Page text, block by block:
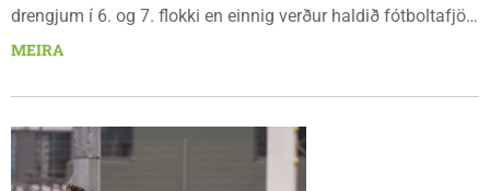
drengjum í 6. og 7. flokki en einnig verður haldið fótboltafjör
fyrir yngri systkini. Mótið hófst í gær, föstudaginn 7. ágúst
MEIRA